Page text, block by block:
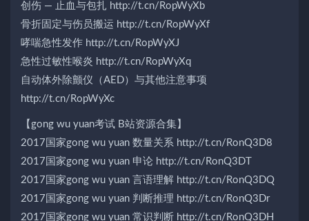
创伤 — 止血与包扎 http://t.cn/RopWyXb
骨折固定与伤员搬运 http://t.cn/RopWyXf
哮喘急性发作 http://t.cn/RopWyXJ
急性过敏性喉炎 http://t.cn/RopWyXq
自动体外除颤仪（AED）与其他注意事项
http://t.cn/RopWyXc
【gong wu yuan考试 B站资源合集】
2017国家gong wu yuan 数量关系 http://t.cn/RonQ3D8
2017国家gong wu yuan 申论 http://t.cn/RonQ3DT
2017国家gong wu yuan 言语理解 http://t.cn/RonQ3DQ
2017国家gong wu yuan 判断推理 http://t.cn/RonQ3Dr
2017国家gong wu yuan 常识判断 http://t.cn/RonQ3DH